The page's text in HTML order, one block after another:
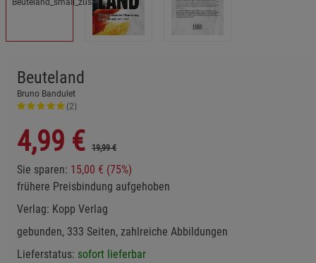
Beuteland
Bruno Bandulet
(2)
4,99 € 19,99 €
Sie sparen: 15,00 € (75%)
frühere Preisbindung aufgehoben
Verlag: Kopp Verlag
gebunden, 333 Seiten, zahlreiche Abbildungen
Lieferstatus: sofort lieferbar